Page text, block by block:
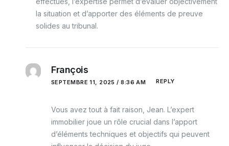
la situation et d’apporter des éléments de preuve
solides au tribunal.
François
SEPTEMBRE 11, 2025 / 8:36 AM REPLY
Vous avez tout à fait raison, Jean. L’expert
immobilier joue un rôle crucial dans l’apport
d’éléments techniques et objectifs qui peuvent